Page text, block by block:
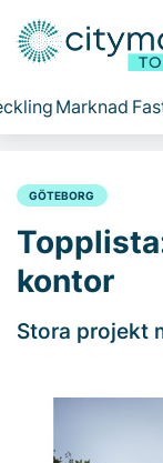
Marknad
GÖTEBORG
kontor
Stora projekt